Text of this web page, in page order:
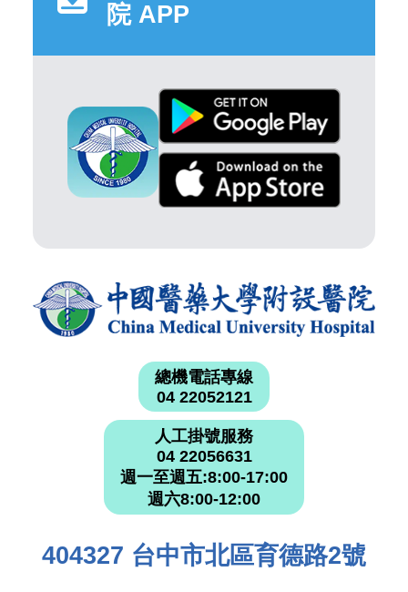
院 APP
總機電話專線
04 22052121
人工掛號服務
04 22056631
週一至週五:8:00-17:00
週六8:00-12:00
404327 台中市北區育德路2號